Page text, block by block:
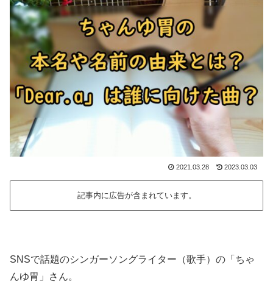
2021.03.28 2023.03.03
記事内に広告が含まれています。
SNSで話題のシンガーソングライター（歌手）の「ちゃ
んゆ胃」さん。